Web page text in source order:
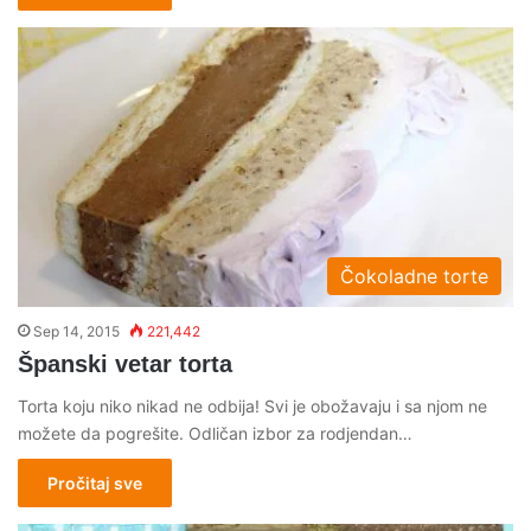
Čokoladne torte
Sep 14, 2015 221,442
Španski vetar torta
Torta koju niko nikad ne odbija! Svi je obožavaju i sa njom ne
možete da pogrešite. Odličan izbor za rodjendan…
Pročitaj sve